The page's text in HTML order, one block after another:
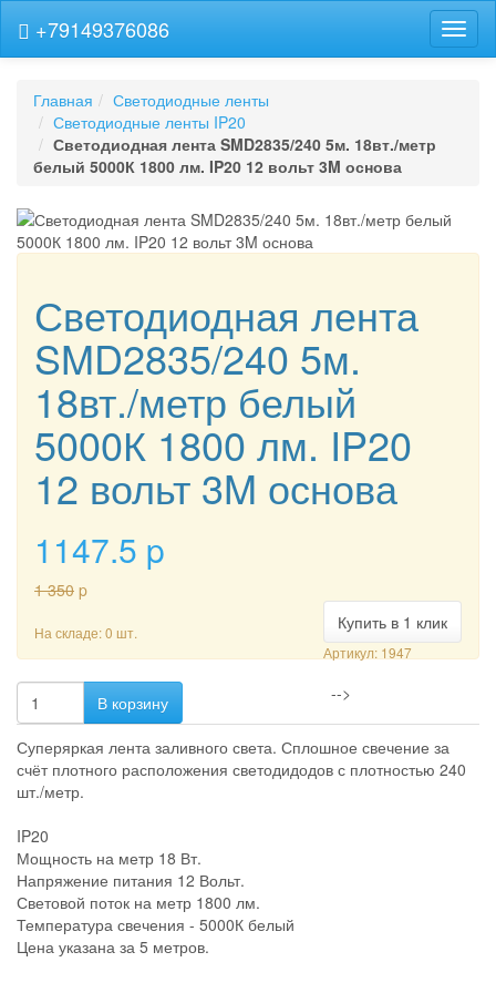
+79149376086
Главная
Светодиодные ленты
Светодиодные ленты IP20
Светодиодная лента SMD2835/240 5м. 18вт./метр
белый 5000К 1800 лм. IP20 12 вольт 3M основа
Светодиодная лента
SMD2835/240 5м.
18вт./метр белый
5000К 1800 лм. IP20
12 вольт 3M основа
1147.5 p
1 350 p
Купить в 1 клик
Артикул: 1947
На складе: 0 шт.
В корзину -->
Суперяркая лента заливного света. Сплошное свечение за
счёт плотного расположения светодидодов с плотностью 240
шт./метр.
IP20
Мощность на метр 18 Вт.
Напряжение питания 12 Вольт.
Световой поток на метр 1800 лм.
Температура свечения - 5000К белый
Цена указана за 5 метров.